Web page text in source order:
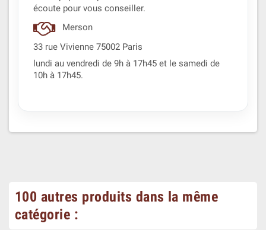
écoute pour vous conseiller.
Merson
33 rue Vivienne 75002 Paris
lundi au vendredi de 9h à 17h45 et le samedi de
10h à 17h45.
100 autres produits dans la même
catégorie :